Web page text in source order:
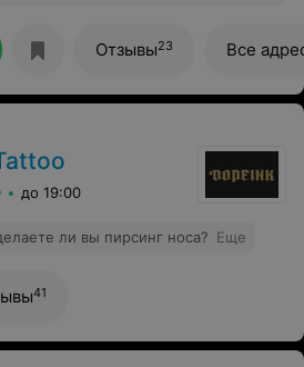
сразу две пары дырочек,
показывала все варианты
и аккуратненько
нам очень понравилась
работу!
Отзывы23 Все
до 19:00
ли вы пирсинг носа? Еще
41